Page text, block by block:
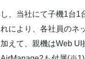
、当社にて子機1台
により、各社員のネ
えて、親機はWeb